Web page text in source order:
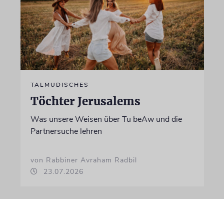
TALMUDISCHES
Töchter Jerusalems
Was unsere Weisen über Tu beAw und die
Partnersuche lehren
von Rabbiner Avraham Radbil
23.07.2026